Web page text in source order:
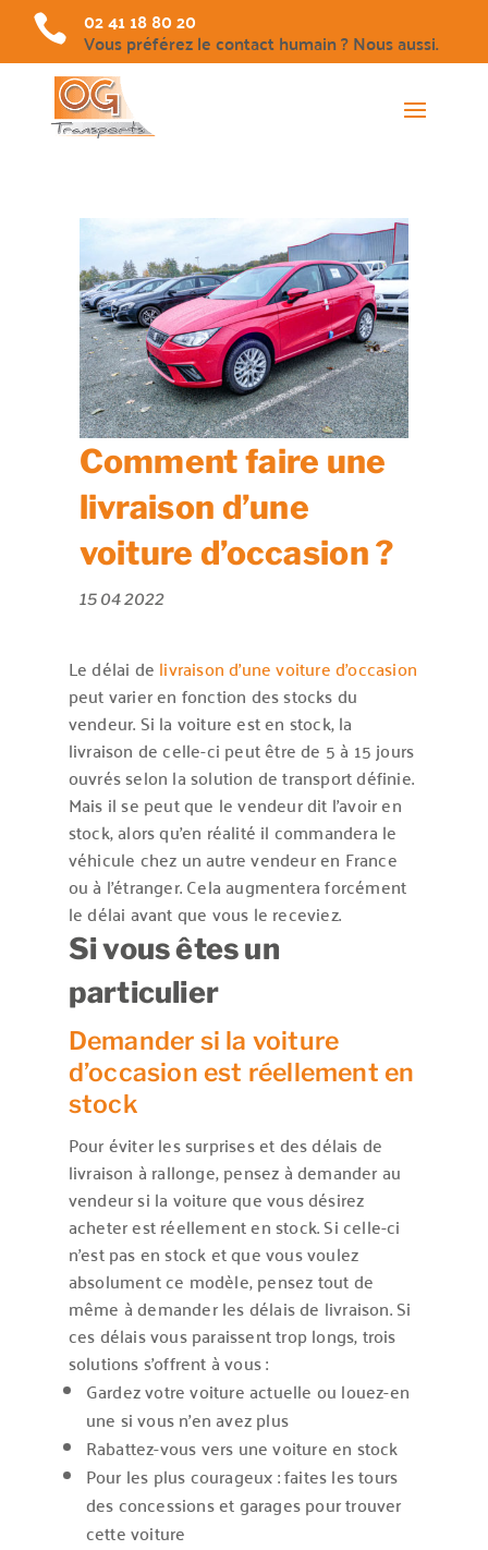
 02 41 18 80 20
Vous préférez le contact humain ? Nous aussi.
Comment faire une
livraison d’une
voiture d’occasion ?
15 04 2022
Le délai de livraison d’une voiture d’occasion
peut varier en fonction des stocks du
vendeur. Si la voiture est en stock, la
livraison de celle-ci peut être de 5 à 15 jours
ouvrés selon la solution de transport définie.
Mais il se peut que le vendeur dit l’avoir en
stock, alors qu’en réalité il commandera le
véhicule chez un autre vendeur en France
ou à l’étranger. Cela augmentera forcément
le délai avant que vous le receviez.
Si vous êtes un
particulier
Demander si la voiture
d’occasion est réellement en
stock
Pour éviter les surprises et des délais de
livraison à rallonge, pensez à demander au
vendeur si la voiture que vous désirez
acheter est réellement en stock. Si celle-ci
n’est pas en stock et que vous voulez
absolument ce modèle, pensez tout de
même à demander les délais de livraison. Si
ces délais vous paraissent trop longs, trois
solutions s’offrent à vous :
Gardez votre voiture actuelle ou louez-en
une si vous n’en avez plus
Rabattez-vous vers une voiture en stock
Pour les plus courageux : faites les tours
des concessions et garages pour trouver
cette voiture